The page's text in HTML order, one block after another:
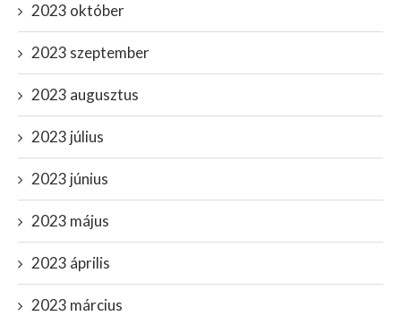
2023 október
2023 szeptember
2023 augusztus
2023 július
2023 június
2023 május
2023 április
2023 március